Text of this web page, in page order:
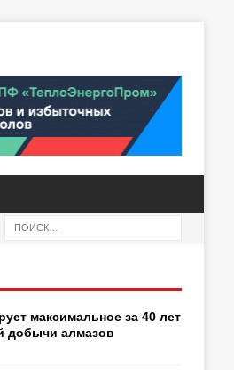
максимальное за 40 лет
добычи алмазов